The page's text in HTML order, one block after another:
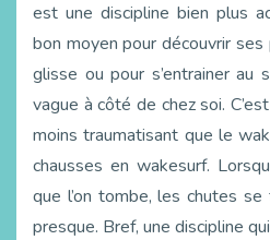
est une discipline bien plus
bon moyen pour découvrir
glisse ou pour s’entrainer au
vague à côté de chez soi.
moins traumatisant que le
chausses en wakesurf.
que l’on tombe, les chutes
presque. Bref, une discipline